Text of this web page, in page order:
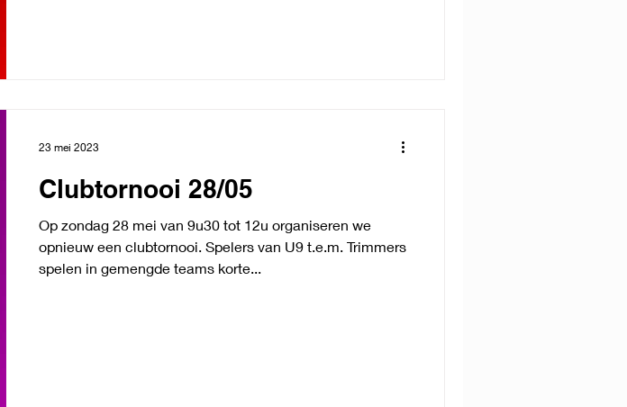
Clubtornooi 28/05
Op zondag 28 mei van 9u30 tot 12u organiseren we
opnieuw een clubtornooi. Spelers van U9 t.e.m. Trimmers
spelen in gemengde teams korte...
23 mei 2023